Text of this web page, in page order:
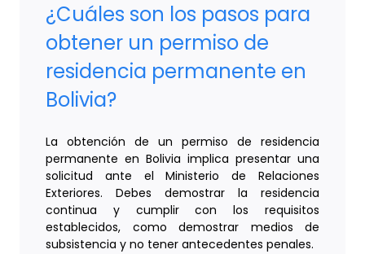
¿Cuáles son los pasos para
obtener un permiso de
residencia permanente en
Bolivia?
La obtención de un permiso de residencia
permanente en Bolivia implica presentar una
solicitud ante el Ministerio de Relaciones
Exteriores. Debes demostrar la residencia
continua y cumplir con los requisitos
establecidos, como demostrar medios de
subsistencia y no tener antecedentes penales.